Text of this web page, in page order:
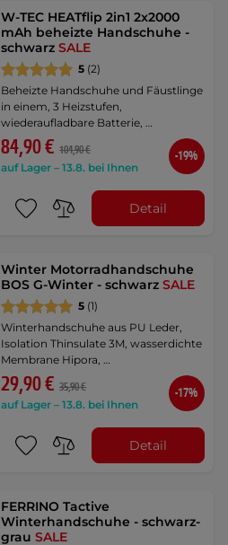
W-TEC HEATflip 2in1 2x2000
mAh beheizte Handschuhe -
schwarzSALE
5 (2)
Beheizte Handschuhe und Fäustlinge
in einem, 3 Heizstufen,
wiederaufladbare Batterie, …
84,90 € 104,90 €
auf Lager – 13.8. bei Ihnen
-19%
Detail
Winter Motorradhandschuhe
BOS G-Winter - schwarzSALE
5 (1)
Winterhandschuhe aus PU Leder,
Isolation Thinsulate 3M, wasserdichte
Membrane Hipora, …
29,90 € 35,90 €
auf Lager – 13.8. bei Ihnen
-17%
Detail
FERRINO Tactive
Winterhandschuhe - schwarz-
grauSALE